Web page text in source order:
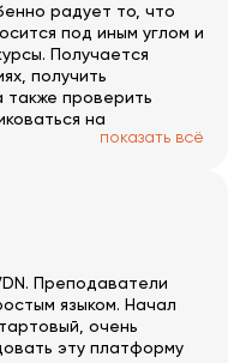
радует то, что
под иным углом и
Получается
получить
также проверить
на
наличие системы
показать всё
Преподаватели
языком. Начал
очень
эту платформу